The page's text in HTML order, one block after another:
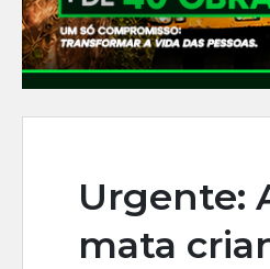
Urgente:
mata